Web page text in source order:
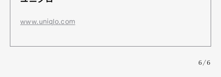
www.uniqlo.com
6/6